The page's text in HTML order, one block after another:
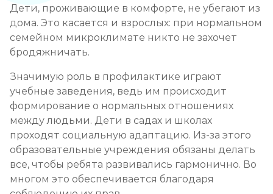
Дети, проживающие в комфорте, не убегают из
дома. Это касается и взрослых: при нормальном
семейном микроклимате никто не захочет
бродяжничать.
Значимую роль в профилактике играют
учебные заведения, ведь им происходит
формирование о нормальных отношениях
между людьми. Дети в садах и школах
проходят социальную адаптацию. Из-за этого
образовательные учреждения обязаны делать
все, чтобы ребята развивались гармонично. Во
многом это обеспечивается благодаря